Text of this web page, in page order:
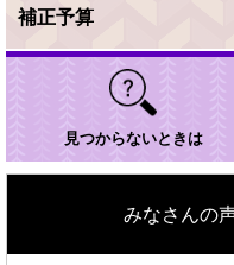
補正予算
見つからないときは
みなさんの